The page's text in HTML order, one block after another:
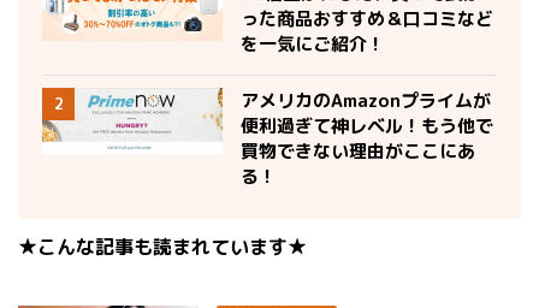
った商品おすすめ＆口コミなど
を一気にご紹介！
2
アメリカのAmazonプライムが
便利過ぎて神レベル！もう他で
買物できない理由がここにあ
る！
★こんな記事も読まれています★